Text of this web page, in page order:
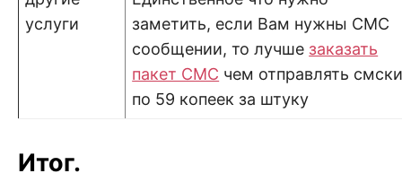
услуги
заметить, если Вам нужны СМС
сообщении, то лучше заказать
пакет СМС чем отправлять
по 59 копеек за штуку
Итог.